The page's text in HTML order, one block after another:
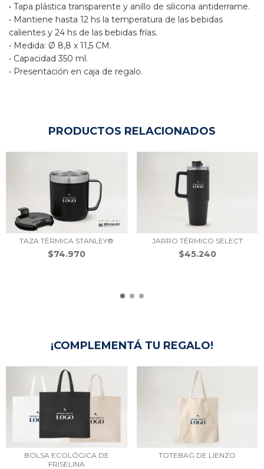
• Tapa plástica transparente y anillo de silicona antiderrame.
• Mantiene hasta 12 hs la temperatura de las bebidas
calientes y 24 hs de las bebidas frías.
• Medida: Ø 8,8 x 11,5 CM.
• Capacidad 350 ml.
• Presentación en caja de regalo.
PRODUCTOS RELACIONADOS
TAZA TÉRMICA STANLEY®
$74.970
JARRO TÉRMICO SELECT
$45.240
¡COMPLEMENTÁ TU REGALO!
BOLSA ECOLÓGICA DE
FRISELINA
TOTEBAG DE LIENZO